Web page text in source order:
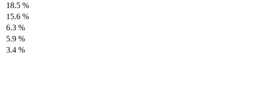
18.5 %
15.6 %
6.3 %
5.9 %
3.4 %